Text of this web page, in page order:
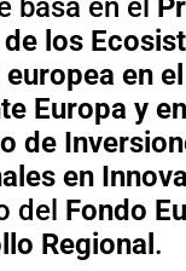
basa en el
los
en
Europa y
de
en
del Fondo
Regional.